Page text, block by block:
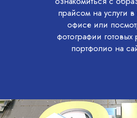
прайсом на услуги
офисе или
фотографии готовых
портфолио на